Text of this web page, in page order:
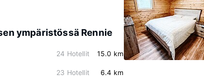
ympäristössä Rennie
24 Hotellit 15.0 km
23 Hotellit 6.4 km